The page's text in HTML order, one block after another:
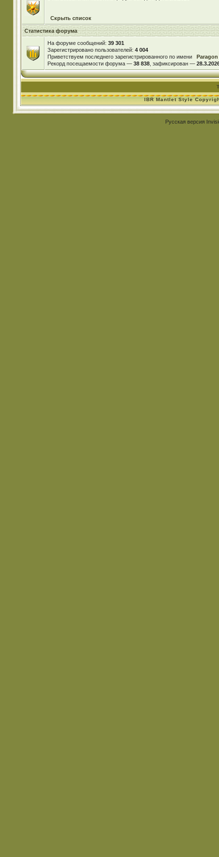
Скрыть список
Статистика форума
На форуме сообщений: 39 301
Зарегистрировано пользователей: 4 004
Приветствуем последнего зарегистрированного по имени
Paragon
Рекорд посещаемости форума — 38 838, зафиксирован —
IBR Mantlet Style
Русская версия